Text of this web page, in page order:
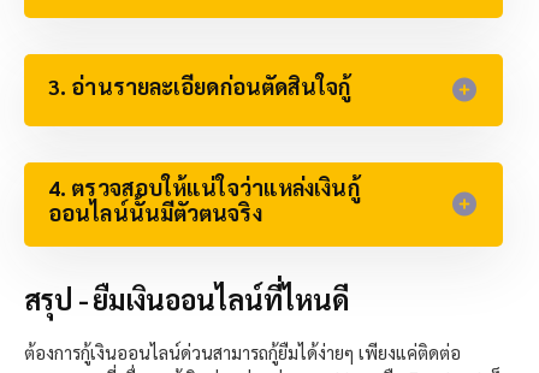
3. อ่านรายละเอียดก่อนตัดสินใจกู้​
4. ตรวจสอบให้แน่ใจว่าแหล่งเงินกู้
ออนไลน์นั้นมีตัวตนจริง​
สรุป - ยืมเงินออนไลน์ที่ไหนดี
ต้องการกู้เงินออนไลน์ด่วนสามารถกู้ยืมได้ง่ายๆ เพียงแค่ติดต่อ